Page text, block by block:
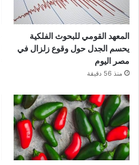
المعهد القومي للبحوث الفلكية
يحسم الجدل حول وقوع زلزال في
مصر اليوم
منذ 56 دقيقة